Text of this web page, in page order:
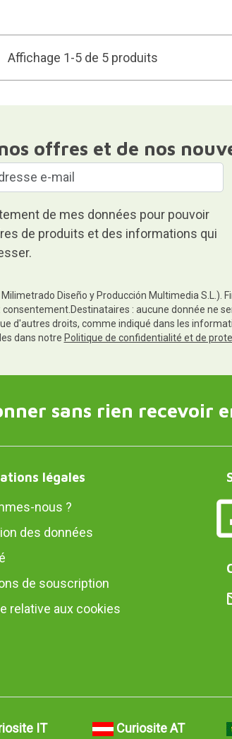
Affichage 1-5 de 5 produits
offres et de nos
de mes données pour pouvoir
de produits et des informations qui
Diseño y Producción Multimedia S.L.).
: aucune donnée ne
d'autres droits, comme indiqué dans les
dans notre Politique de confidentialité et de
sans rien recevoir
légales
nous ?
des données
de souscription
relative aux cookies
IT Curiosite AT